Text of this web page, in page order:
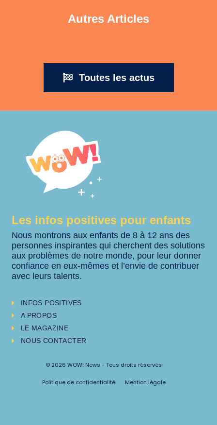
Autres Articles
Toutes les actus
Les infos positives pour enfants
Nous montrons aux enfants de 8 à 12 ans des
personnes inspirantes qui cherchent des solutions
aux problèmes de notre monde, pour leur donner
confiance en eux-mêmes et l’envie de contribuer
avec leurs talents.
INFOS POSITIVES
A PROPOS
LE MAGAZINE
NOUS CONTACTER
© 2026 WOW! News - Tous droits réservés
Politique de confidentialité Mention légale